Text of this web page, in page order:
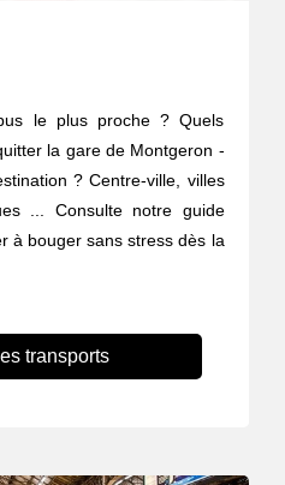
le plus proche ? Quels
la gare de Montgeron -
? Centre-ville, villes
... Consulte notre guide
à bouger sans stress dès la
transports